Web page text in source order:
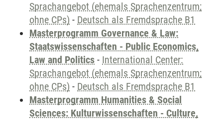
Sprachangebot (ehemals Sprachenzentrum;
ohne CPs) - Deutsch als Fremdsprache B1
Masterprogramm Governance & Law:
Staatswissenschaften - Public Economics,
Law and Politics - International Center:
Sprachangebot (ehemals Sprachenzentrum;
ohne CPs) - Deutsch als Fremdsprache B1
Masterprogramm Humanities & Social
Sciences: Kulturwissenschaften - Culture,